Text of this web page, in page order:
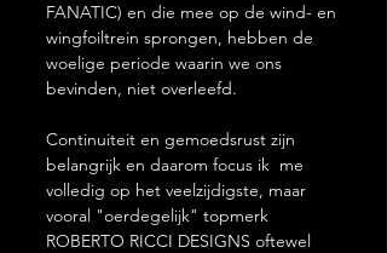
FANATIC) en die mee op de wind- en
wingfoiltrein sprongen, hebben de
woelige periode waarin we ons
bevinden, niet overleefd.
Continuiteit en gemoedsrust zijn
belangrijk en daarom focus ik  me
volledig op het veelzijdigste, maar
vooral "oerdegelijk" topmerk
ROBERTO RICCI DESIGNS oftewel